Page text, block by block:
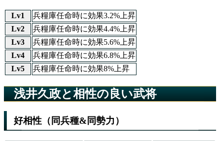
Lv1
兵糧庫任命時に効果3.2%上昇
Lv2
兵糧庫任命時に効果4.4%上昇
Lv3
兵糧庫任命時に効果5.6%上昇
Lv4
兵糧庫任命時に効果6.8%上昇
Lv5
兵糧庫任命時に効果8%上昇
浅井久政と相性の良い武将
好相性（同兵種&同勢力）